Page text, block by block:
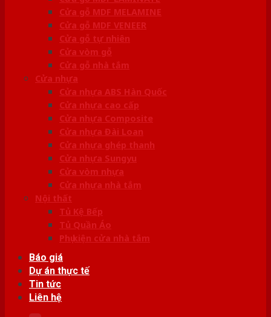
Cửa gỗ MDF MELAMINE
Cửa gỗ MDF VENEER
Cửa gỗ tự nhiên
Cửa vòm gỗ
Cửa gỗ nhà tắm
Cửa nhựa
Cửa nhựa ABS Hàn Quốc
Cửa nhựa cao cấp
Cửa nhựa Composite
Cửa nhựa Đài Loan
Cửa nhựa ghép thanh
Cửa nhựa Sungyu
Cửa vòm nhựa
Cửa nhựa nhà tắm
Nội thất
Tủ Kệ Bếp
Tủ Quần Áo
Phụ kiện cửa nhà tắm
Báo giá
Dự án thực tế
Tin tức
Liên hệ